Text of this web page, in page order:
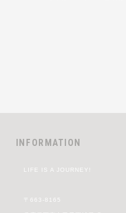
INFORMATION
LIFE IS A JOURNEY!
〒663-8165